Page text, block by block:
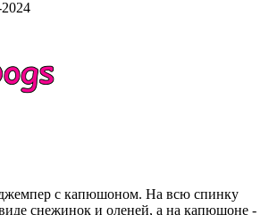
с капюшоном. На всю спинку
снежинок и оленей, а на капюшоне -